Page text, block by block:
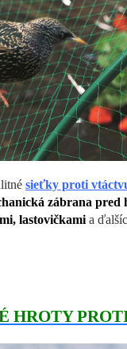
sieťky proti
zábrana pred
lastovičkami a
HROTY